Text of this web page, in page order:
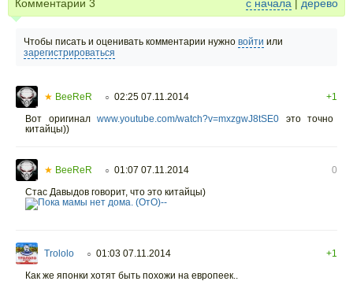
Комментарии 3 с начала | дерево
Чтобы писать и оценивать комментарии нужно войти или
зарегистрироваться
★ BeeReR ○ 02:25 07.11.2014
+1
Вот оригинал www.youtube.com/watch?v=mxzgwJ8tSE0 это точно
китайцы))
★ BeeReR ○ 01:07 07.11.2014
0
Стас Давыдов говорит, что это китайцы)
Trololo ○ 01:03 07.11.2014
+1
Как же японки хотят быть похожи на европеек..